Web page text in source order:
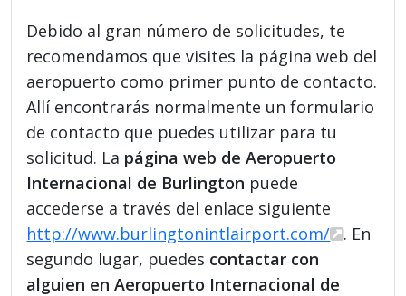
Debido al gran número de solicitudes, te
recomendamos que visites la página web del
aeropuerto como primer punto de contacto.
Allí encontrarás normalmente un formulario
de contacto que puedes utilizar para tu
solicitud. La página web de Aeropuerto
Internacional de Burlington puede
accederse a través del enlace siguiente
http://www.burlingtonintlairport.com/
. En
segundo lugar, puedes contactar con
alguien en Aeropuerto Internacional de